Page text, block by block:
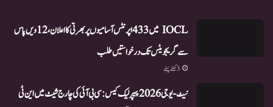
IOCL میں 433 اپرنٹس آسامیوں پر بھرتی کا اعلان، 12ویں پاس
سے گریجویٹس تک درخواستیں طلب
3 گھنٹے پہلے
نیٹ-یو جی 2026 پیپر لیک کیس: سی بی آئی کی چارج شیٹ میں این ٹی